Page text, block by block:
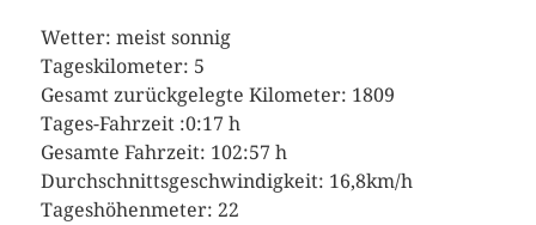
Wetter: meist sonnig
Tageskilometer: 5
Gesamt zurückgelegte Kilometer: 1809
Tages-Fahrzeit :0:17 h
Gesamte Fahrzeit: 102:57 h
Durchschnittsgeschwindigkeit: 16,8km/h
Tageshöhenmeter: 22